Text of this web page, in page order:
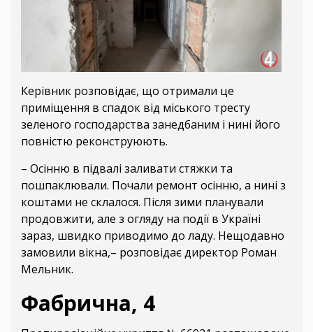
Керівник розповідає, що отримали це
приміщення в спадок від міського тресту
зеленого господарства занедбаним і нині його
повністю реконструюють.
– Осінню в підвалі заливати стяжки та
пошпаклювали. Почали ремонт осінню, а нині з
коштами не склалося. Після зими планували
продовжити, але з огляду на події в Україні
зараз, швидко приводимо до ладу. Нещодавно
замовили вікна,– розповідає директор Роман
Мельник.
Фабрична, 4